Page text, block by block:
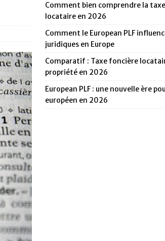
Comment bien comprendre la
locataire en 2026
Comment le European PLF
juridiques en Europe
Comparatif : Taxe foncière
propriété en 2026
European PLF : une nouvelle ère
européen en 2026